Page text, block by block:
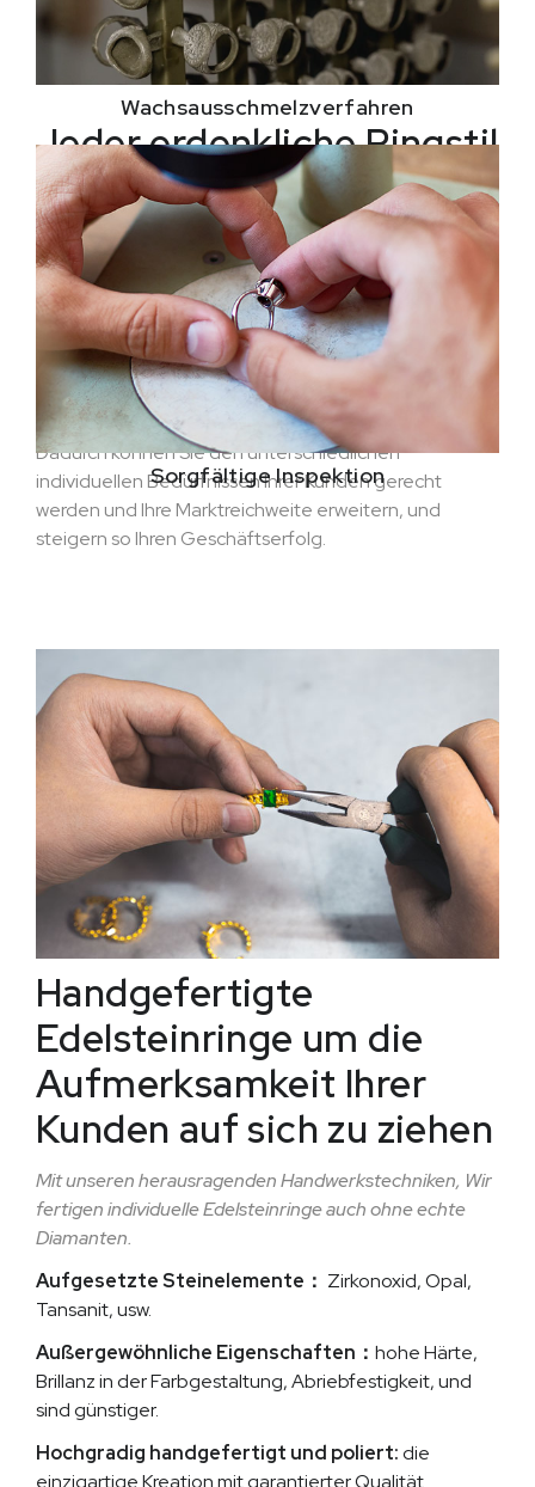
Jeder erdenkliche Ringstil
Mit unserem 13 Jahrelange Erfahrung in der
Herstellung verschiedener Arten von Schmuck, Wir
beherrschen die Wachsform- und Gusstechniken zur
Herstellung verschiedener Ringformen.
Bei Jusnova, Wir fertigen jeden Ringstil, den Sie sich
vorstellen können, inklusive Schlangenringen,
Schmetterlingsringe, und Totenkopfringe.
Dadurch können Sie den unterschiedlichen
individuellen Bedürfnissen Ihrer Kunden gerecht
werden und Ihre Marktreichweite erweitern, und
steigern so Ihren Geschäftserfolg.
Wachsausschmelzverfahren
Sorgfältige Inspektion
Handgefertigte
Edelsteinringe um die
Aufmerksamkeit Ihrer
Kunden auf sich zu ziehen
Mit unseren herausragenden Handwerkstechniken, Wir
fertigen individuelle Edelsteinringe auch ohne echte
Diamanten.
Aufgesetzte Steinelemente： Zirkonoxid, Opal,
Tansanit, usw.
Außergewöhnliche Eigenschaften： hohe Härte,
Brillanz in der Farbgestaltung, Abriebfestigkeit, und
sind günstiger.
Hochgradig handgefertigt und poliert:die
einzigartige Kreation mit garantierter Qualität.